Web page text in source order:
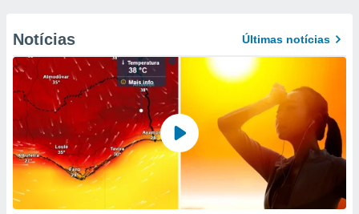
Notícias Últimas notícias